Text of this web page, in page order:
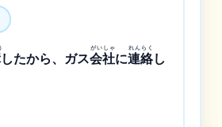
したから、ガス会
がい
社
しゃ
に連
れん
絡
らく
し